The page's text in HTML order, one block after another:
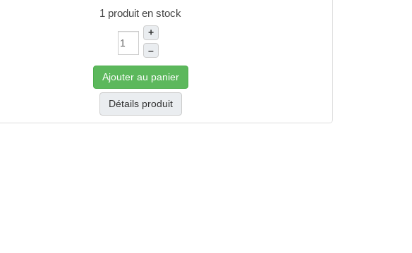
1 produit en stock
+
–
Ajouter au panier
Détails produit